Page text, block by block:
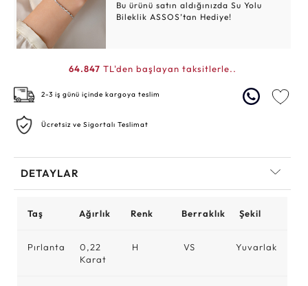
Bu ürünü satın aldığınızda Su Yolu
Bileklik ASSOS’tan Hediye!
64.847 TL'den başlayan taksitlerle..
2-3 iş günü içinde kargoya teslim
Ücretsiz ve Sigortalı Teslimat
DETAYLAR
Taş Ağırlık Renk Berraklık Şekil
Pırlanta
0,22
Karat
H VS Yuvarlak